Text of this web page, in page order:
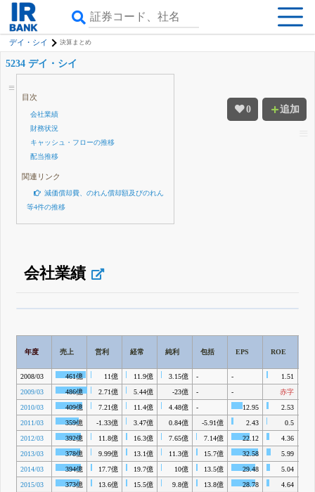
デイ・シイ 決算まとめ
0 追加
5234 デイ・シイ
目次
会社業績
財務状況
キャッシュ・フローの推移
配当推移
関連リンク
減価償却費、のれん償却額及びのれん
等4件の推移
会社業績
無料でβ版をはじめる
登録すると永久30%OFFと米株版の先行利用も付きます
年度 売上 営利 経常 純利 包括 EPS ROE
2008/03 461億 11億 11.9億 3.15億 - -
1.51
2009/03
486億 2.71億 5.44億 -23億 - -
赤字
2010/03
409億 7.21億 11.4億 4.48億 - 12.95
2.53
2011/03
359億 -1.33億 3.47億 0.84億 -5.91億 2.43
0.5
2012/03
392億 11.8億 16.3億 7.65億 7.14億 22.12
4.36
2013/03
378億 9.99億 13.1億 11.3億 15.7億 32.58
5.99
2014/03
394億 17.7億 19.7億 10億 13.5億 29.48
5.04
2015/03
373億 13.6億 15.5億 9.8億 13.8億 28.78
4.64